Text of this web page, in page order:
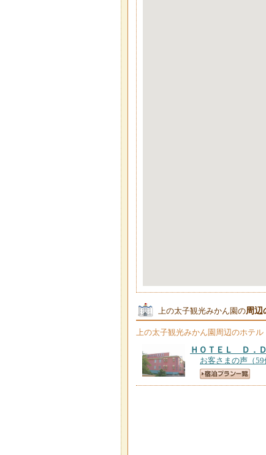
上の太子観光みかん園の周辺
上の太子観光みかん園 周辺のホテル
ＨＯＴＥＬ Ｄ．Ｄ
お客さまの声（59